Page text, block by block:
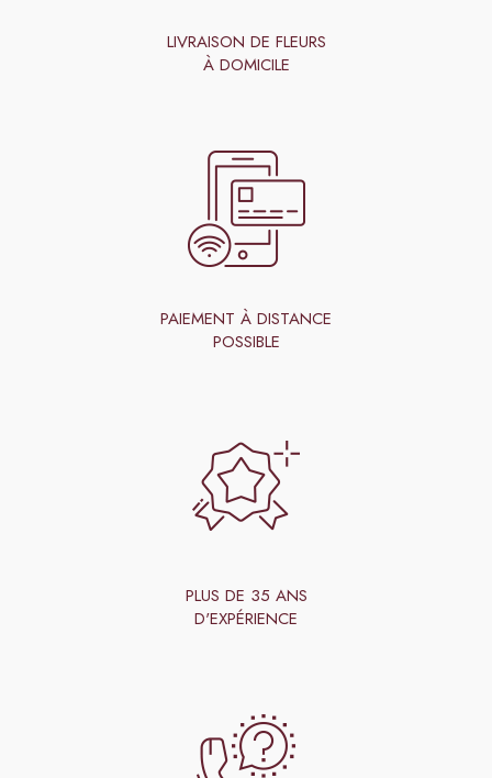
LIVRAISON DE FLEURS
À DOMICILE
PAIEMENT À DISTANCE
POSSIBLE
PLUS DE 35 ANS
D'EXPÉRIENCE